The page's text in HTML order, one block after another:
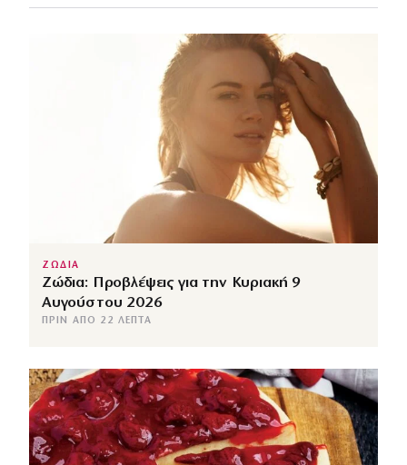
ΖΩΔΙΑ
Ζώδια: Προβλέψεις για την Κυριακή 9
Αυγούστου 2026
ΠΡΙΝ ΑΠΌ 22 ΛΕΠΤΆ